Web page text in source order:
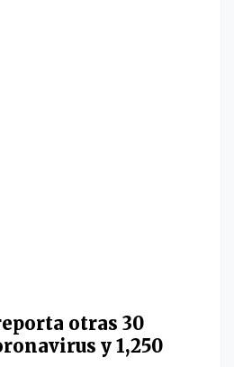
otras 30
y 1,250